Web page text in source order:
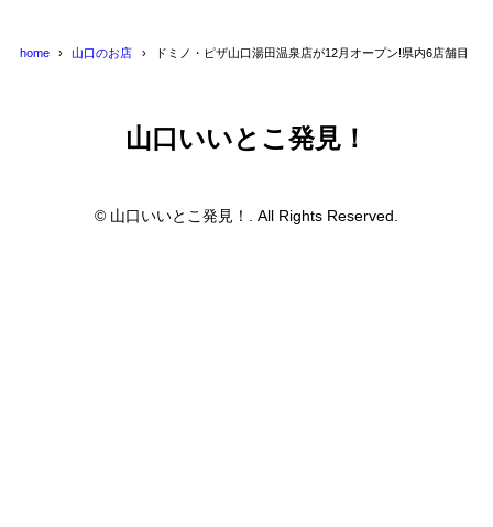
home 山口のお店 ドミノ・ピザ山口湯田温泉店が12月オープン!県内6店舗目
山口いいとこ発見！
© 山口いいとこ発見！. All Rights Reserved.